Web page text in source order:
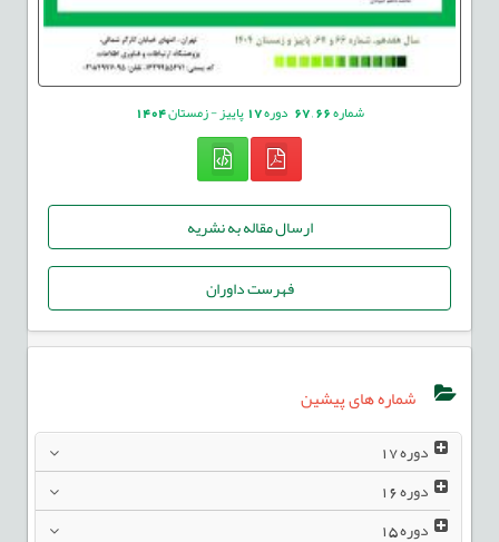
شماره66
,
67 دوره17پاییز - زمستان1404
ارسال مقاله به نشریه
فهرست داوران
شماره های پیشین
دوره17
دوره16
دوره15